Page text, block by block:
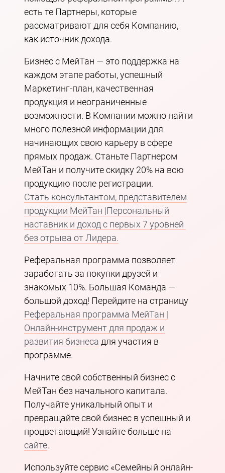
есть те Партнеры, которые
рассматривают для себя Компанию,
как источник дохода.
Бизнес с МейТан — это поддержка на
каждом этапе работы, успешный
Маркетинг-план, качественная
продукция и неограниченные
возможности. В Компании можно найти
много полезной информации для
начинающих свою карьеру в сфере
прямых продаж. Станьте Партнером
МейТан и получите скидку 20% на всю
продукцию после регистрации.
Стать консультантом, представителем
продукции МейТан |Персональный
наставник и доход с первых 7 уровней
без отрыва от Лидера.
Реферальная программа позволяет
заработать за покупки друзей и
знакомых 10%. Большая Команда —
большой доход! Перейдите на страницу
Реферальная программа МейТан |
Онлайн-инструмент для продаж и
развития бизнеса для участия в
программе.
Начните свой собственный бизнес с
МейТан без начального капитала.
Получайте уникальный опыт и
превращайте свой бизнес в успешный и
процветающий! Узнайте больше на
сайте.
Используйте сервис «Семейный онлайн-